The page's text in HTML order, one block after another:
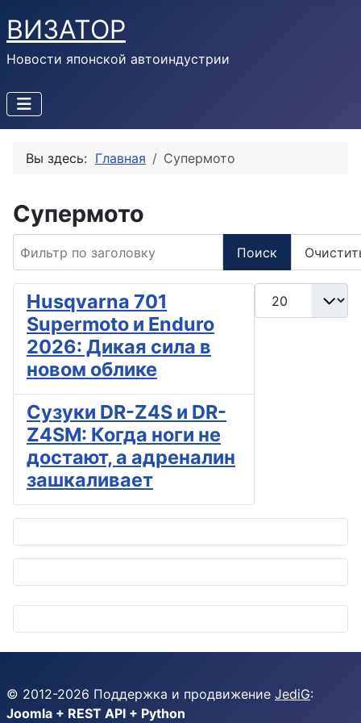
ВИЗАТОР
Новости японской автоиндустрии
Вы здесь: Главная Супермото
Супермото
Поиск
Кол-во строк:
Husqvarna 701
Supermoto и Enduro
2026: Дикая сила в
новом облике
Сузуки DR-Z4S и DR-
Z4SM: Когда ноги не
достают, а адреналин
зашкаливает
© 2012-2026 Поддержка и продвижение JediG:
Joomla + REST API + Python